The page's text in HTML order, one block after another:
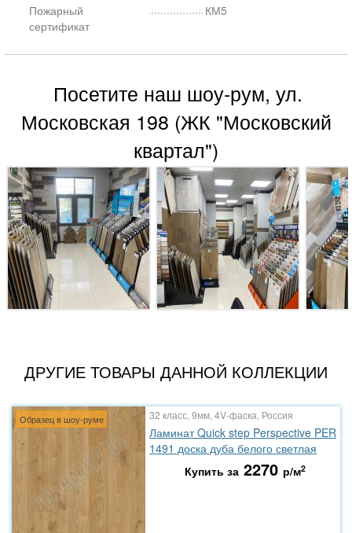
Пожарный
сертификат
КМ5
Посетите наш шоу-рум, ул.
Московская 198 (ЖК "Московский
квартал")
ДРУГИЕ ТОВАРЫ ДАННОЙ КОЛЛЕКЦИИ
Образец в шоу-руме 32 класс, 9мм, 4V-фаска, Россия
Ламинат Quick step Perspective PER
1491 доска дуба белого светлая
Купить за 2270 р/м2